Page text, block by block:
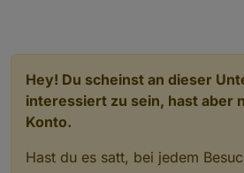
@Zefausagte injarvis - just
Jaein. Sie werden ja
haben, sondern nur
Hey! Du scheinst an dieser
interessiert zu sein, hast aber
Konto.
Hast du es satt, bei jedem